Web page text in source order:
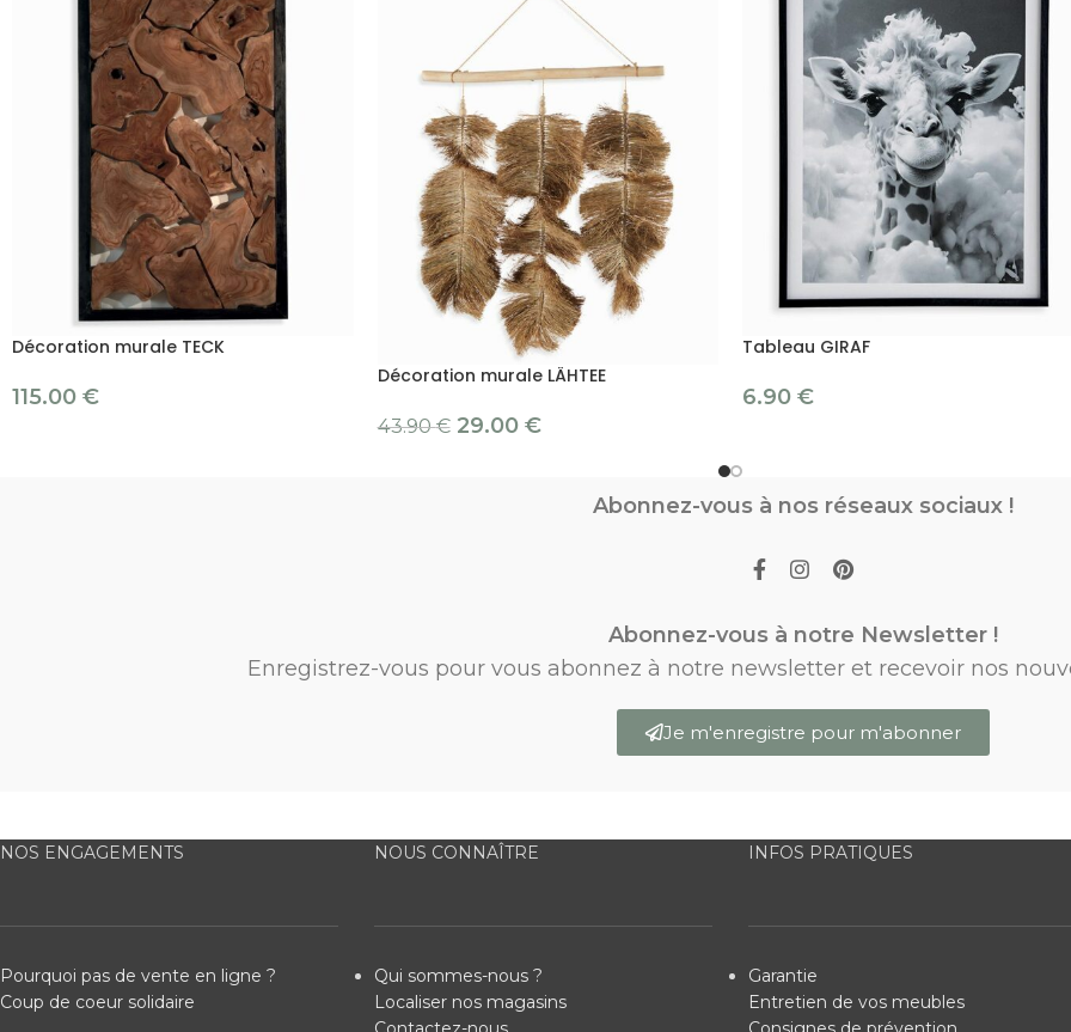
Décoration murale TECK
115.00 €
Décoration murale LÄHTEE
43.90€ 29.00 €
Tableau GIRAF
6.90 €
Abonnez-vous à nos réseaux sociaux !
Abonnez-vous à notre Newsletter !
Enregistrez-vous pour vous abonnez à notre newsletter et recevoir nos
Je m'enregistre pour m'abonner
NOS ENGAGEMENTS
Pourquoi pas de vente en ligne ?
Coup de coeur solidaire
NOUS CONNAÎTRE
Qui sommes-nous ?
Localiser nos magasins
INFOS PRATIQUES
Garantie
Entretien de vos meubles